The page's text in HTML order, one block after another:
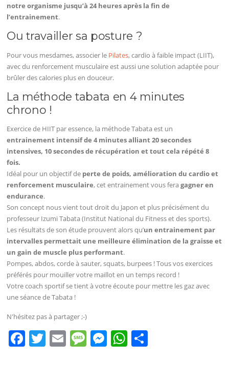
notre organisme jusqu’à 24 heures après la fin de
l’entrainement.
Ou travailler sa posture ?
Pour vous mesdames, associer le Pilates, cardio à faible impact (LIIT),
avec du renforcement musculaire est aussi une solution adaptée pour
brûler des calories plus en douceur.
La méthode tabata en 4 minutes
chrono !
Exercice de HIIT par essence, la méthode Tabata est un
entrainement intensif de 4 minutes alliant 20 secondes
intensives, 10 secondes de récupération et tout cela répété 8
fois.
Idéal pour un objectif de perte de poids, amélioration du cardio et
renforcement musculaire, cet entrainement vous feragagner en
endurance.
Son concept nous vient tout droit du Japon et plus précisément du
professeur Izumi Tabata (Institut National du Fitness et des sports).
Les résultats de son étude prouvent alors qu’un entrainement par
intervalles permettait une meilleure élimination de la graisse et
un gain de muscle plus performant.
Pompes, abdos, corde à sauter, squats, burpees ! Tous vos exercices
préférés pour mouiller votre maillot en un temps record !
Votre coach sportif se tient à votre écoute pour mettre les gaz avec
une séance de Tabata !
N'hésitez pas à partager ;-)
F T E M M W